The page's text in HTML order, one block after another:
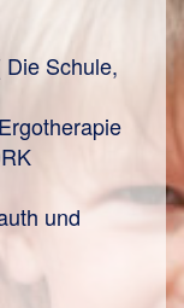
Die Schule,
und